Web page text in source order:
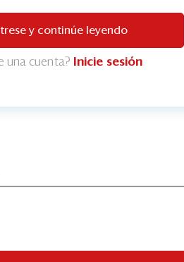
y continúe leyendo
una cuenta? Inicie sesión